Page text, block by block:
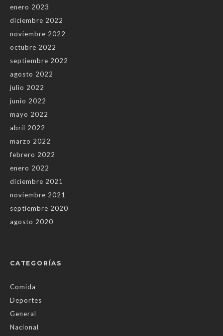
enero 2023
diciembre 2022
noviembre 2022
octubre 2022
septiembre 2022
agosto 2022
julio 2022
junio 2022
mayo 2022
abril 2022
marzo 2022
febrero 2022
enero 2022
diciembre 2021
noviembre 2021
septiembre 2020
agosto 2020
CATEGORÍAS
Comida
Deportes
General
Nacional